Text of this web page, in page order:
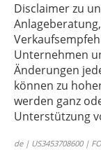
Disclaimer zu
Unternehmen
Änderungen
können zu
werden ganz
Unterstützung
de | US3453708600 |